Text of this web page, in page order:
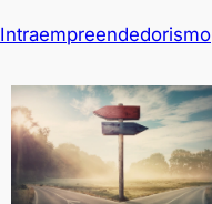
Intraempreendedorismo